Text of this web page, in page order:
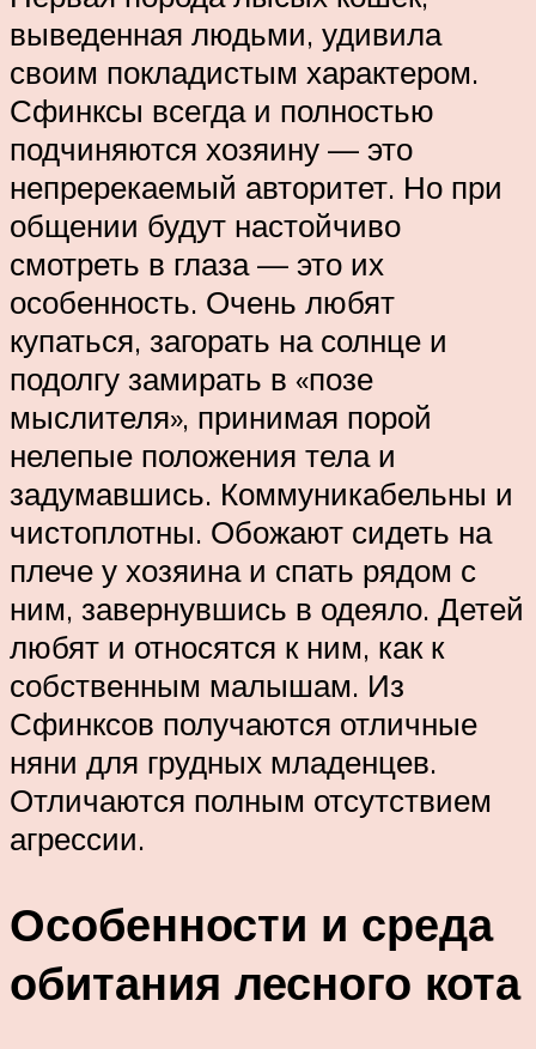
выведенная людьми, удивила
своим покладистым характером.
Сфинксы всегда и полностью
подчиняются хозяину — это
непререкаемый авторитет. Но при
общении будут настойчиво
смотреть в глаза — это их
особенность. Очень любят
купаться, загорать на солнце и
подолгу замирать в «позе
мыслителя», принимая порой
нелепые положения тела и
задумавшись. Коммуникабельны и
чистоплотны. Обожают сидеть на
плече у хозяина и спать рядом с
ним, завернувшись в одеяло. Детей
любят и относятся к ним, как к
собственным малышам. Из
Сфинксов получаются отличные
няни для грудных младенцев.
Отличаются полным отсутствием
агрессии.
Особенности и среда
обитания лесного кота